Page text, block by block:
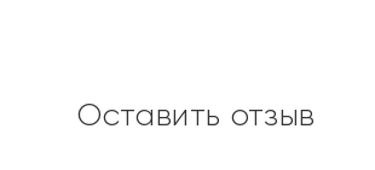
Оставить отзыв